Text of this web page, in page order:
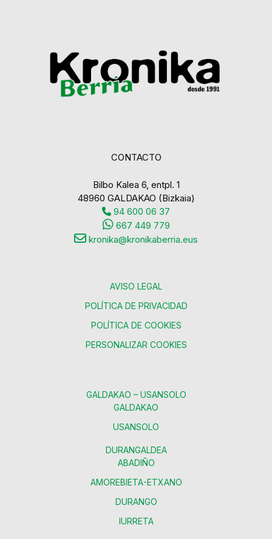
CONTACTO
Bilbo Kalea 6, entpl. 1
48960 GALDAKAO (Bizkaia)
94 600 06 37
667 449 779
kronika@kronikaberria.eus
AVISO LEGAL
POLÍTICA DE PRIVACIDAD
POLÍTICA DE COOKIES
PERSONALIZAR COOKIES
GALDAKAO – USANSOLO
GALDAKAO
USANSOLO
DURANGALDEA
ABADIÑO
AMOREBIETA-ETXANO
DURANGO
IURRETA